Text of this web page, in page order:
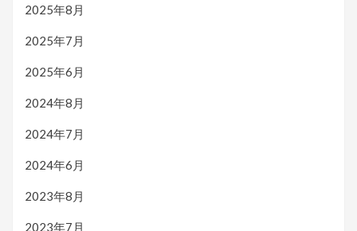
2025年8月
2025年7月
2025年6月
2024年8月
2024年7月
2024年6月
2023年8月
2023年7月